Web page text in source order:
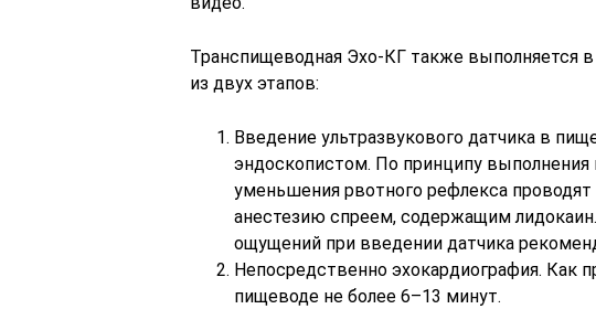
Транспищеводная Эхо-КГ также выполняется
из двух этапов:
Введение ультразвукового датчика в
эндоскопистом. По принципу
уменьшения рвотного рефлекса
анестезию спреем, содержащим
ощущений при введении датчика
Непосредственно эхокардиография. Как
пищеводе не более 6–13 минут.